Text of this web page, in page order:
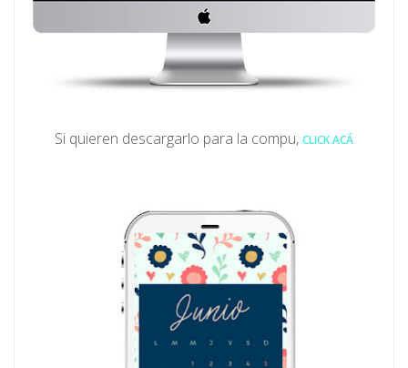
Si quieren descargarlo para la compu, CLICK ACÁ